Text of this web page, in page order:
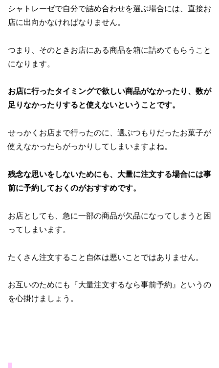
シャトレーゼで自分で詰め合わせを選ぶ場合には、直接お
店に出向かなければなりません。
つまり、そのときお店にある商品を箱に詰めてもらうこと
になります。
お店に行ったタイミングで欲しい商品がなかったり、数が
足りなかったりすると使えないということです。
せっかくお店まで行ったのに、選ぶつもりだったお菓子が
使えなかったらがっかりしてしまいますよね。
残念な思いをしないためにも、大量に注文する場合には事
前に予約しておくのがおすすめです。
お店としても、急に一部の商品が欠品になってしまうと困
ってしまいます。
たくさん注文すること自体は悪いことではありません。
お互いのためにも『大量注文するなら事前予約』というの
を心掛けましょう。